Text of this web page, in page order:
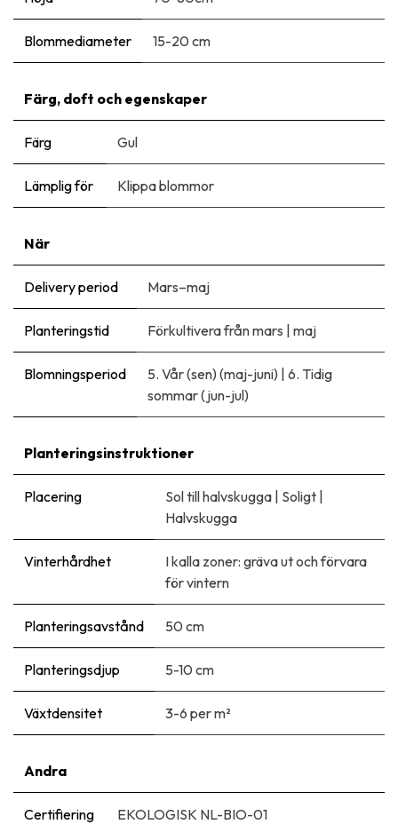
Blommediameter 15-20 cm
Färg, doft och egenskaper
Färg Gul
Lämplig för Klippa blommor
När
Delivery period Mars–maj
Planteringstid Förkultivera från mars | maj
Blomningsperiod 5. Vår (sen) (maj-juni) | 6. Tidig
sommar (jun-jul)
Planteringsinstruktioner
Placering Sol till halvskugga | Soligt |
Halvskugga
Vinterhårdhet
I kalla zoner: gräva ut och förvara
för vintern
Planteringsavstånd 50 cm
Planteringsdjup 5-10 cm
Växtdensitet 3-6 per m²
Andra
Certifiering EKOLOGISK NL-BIO-01